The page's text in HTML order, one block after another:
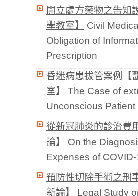
開立處方藥物之告知
學教室】
Civil
Obligation of
Prescription
昏迷病患拔管案例【
室】
The Case of
Unconscious Patient
從新冠肺炎的診治費
論】
On the
Expenses of
預防性切除手術之刑
新論】
Legal Study